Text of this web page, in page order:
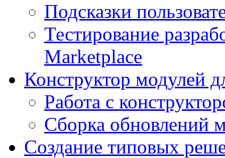
Подсказки
Тестирование
Marketplace
Конструктор модулей
Работа с
Сборка обновлений
Создание типовых